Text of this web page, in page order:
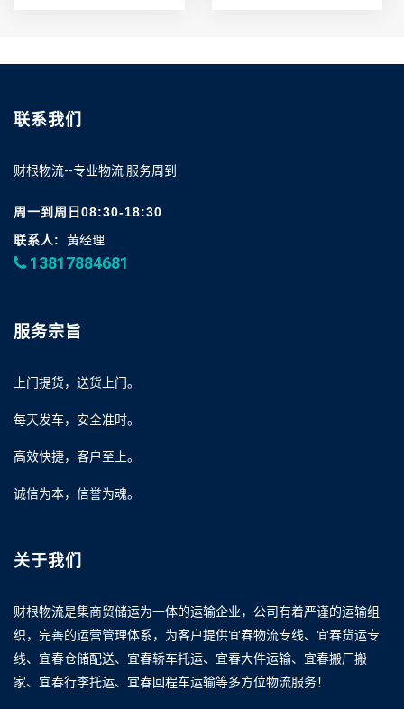
联系我们
财根物流--专业物流 服务周到
周一到周日08:30-18:30
联系人:
黄经理
13817884681
服务宗旨
上门提货，送货上门。
每天发车，安全准时。
高效快捷，客户至上。
诚信为本，信誉为魂。
关于我们
财根物流是集商贸储运为一体的运输企业，公司有着严谨的运输组
织，完善的运营管理体系，为客户提供宜春物流专线、宜春货运专
线、宜春仓储配送、宜春轿车托运、宜春大件运输、宜春搬厂搬
家、宜春行李托运、宜春回程车运输等多方位物流服务！